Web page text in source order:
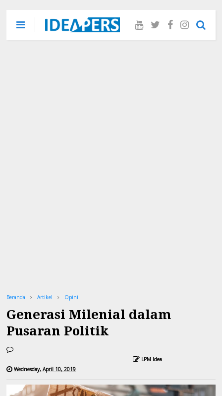
Beranda Artikel Opini
Generasi Milenial dalam
Pusaran Politik
LPM Idea
Wednesday, April 10, 2019